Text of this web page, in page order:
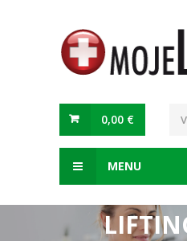
0,00 €
MENU
THE